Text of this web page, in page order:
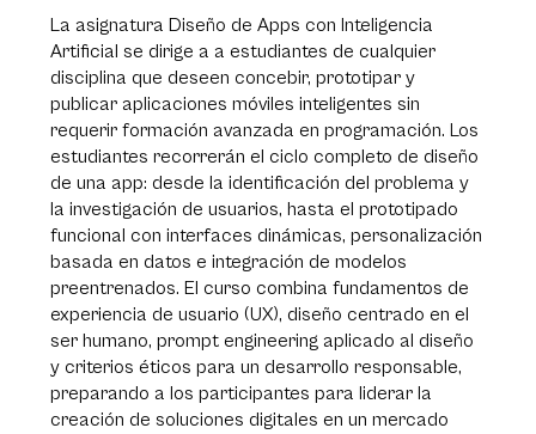
La asignatura Diseño de Apps con Inteligencia
Artificial se dirige a a estudiantes de cualquier
disciplina que deseen concebir, prototipar y
publicar aplicaciones móviles inteligentes sin
requerir formación avanzada en programación. Los
estudiantes recorrerán el ciclo completo de diseño
de una app: desde la identificación del problema y
la investigación de usuarios, hasta el prototipado
funcional con interfaces dinámicas, personalización
basada en datos e integración de modelos
preentrenados. El curso combina fundamentos de
experiencia de usuario (UX), diseño centrado en el
ser humano, prompt engineering aplicado al diseño
y criterios éticos para un desarrollo responsable,
preparando a los participantes para liderar la
creación de soluciones digitales en un mercado